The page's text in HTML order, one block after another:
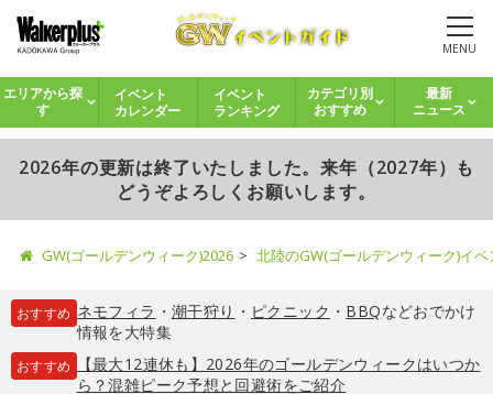
MENU
エリアから探
す
イベント
カレンダー
イベント
ランキング
カテゴリ別
おすすめ
最新
ニュース
2026年の更新は終了いたしました。来年（2027年）も
どうぞよろしくお願いします。
GW(ゴールデンウィーク)2026 北陸のGW(ゴールデンウィーク)イ
おすすめ ネモフィラ ・ 潮干狩り ・ ピクニック ・ BBQなどおでかけ
情報を大特集
おすすめ
【最大12連休も】2026年のゴールデンウィークはいつか
ら？混雑ピーク予想と回避術をご紹介